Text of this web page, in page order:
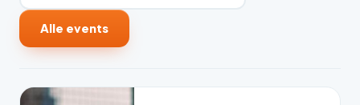
Alle events